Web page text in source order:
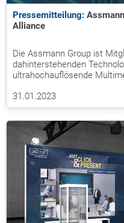
Pressemitteilung:
Alliance
Die Assmann Group ist
dahinterstehenden
ultrahochauflösende
31.01.2023